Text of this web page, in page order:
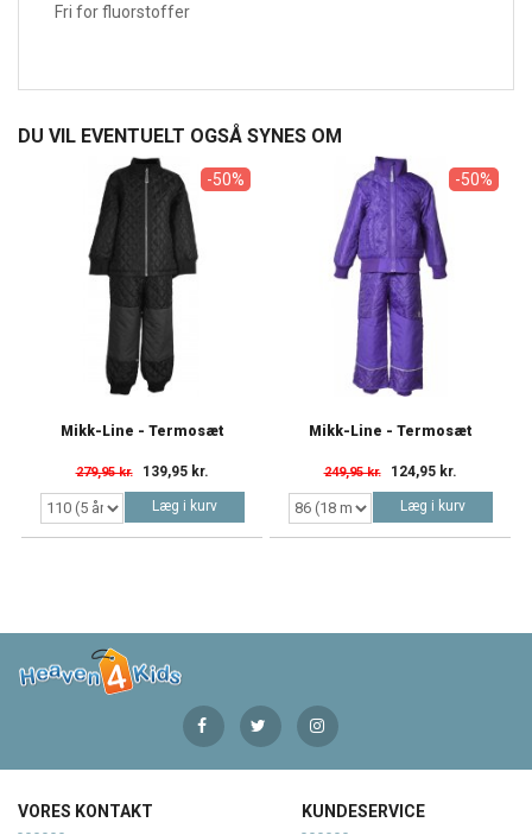
Fri for fluorstoffer
DU VIL EVENTUELT OGSÅ SYNES OM
-50%
Mikk-Line - Termosæt
279,95 kr. 139,95 kr.
Læg i kurv
-50%
Mikk-Line - Termosæt
249,95 kr. 124,95 kr.
Læg i kurv
VORES KONTAKT KUNDESERVICE